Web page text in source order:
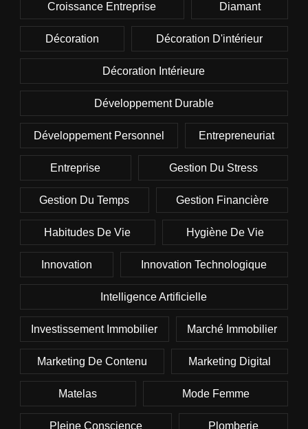
Croissance Entreprise Diamant
Décoration Décoration D'intérieur
Décoration Intérieure
Développement Durable
Développement Personnel Entrepreneuriat
Entreprise Gestion Du Stress
Gestion Du Temps Gestion Financière
Habitudes De Vie Hygiène De Vie
Innovation Innovation Technologique
Intelligence Artificielle
Investissement Immobilier Marché Immobilier
Marketing De Contenu Marketing Digital
Matelas Mode Femme
Pleine Conscience Plomberie